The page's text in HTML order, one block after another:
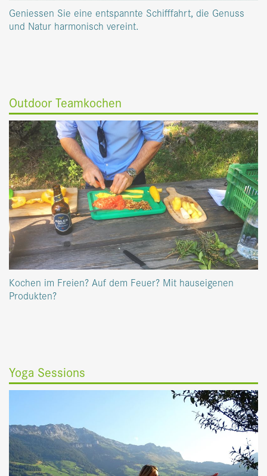
Geniessen Sie eine entspannte Schifffahrt, die Genuss
und Natur harmonisch vereint.
Outdoor Teamkochen
Kochen im Freien? Auf dem Feuer? Mit hauseigenen
Produkten?
Yoga Sessions